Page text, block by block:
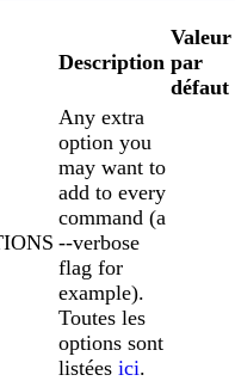
Description
Valeur
par
défaut
Any extra
option you
may want to
add to every
command (a
--verbose
flag for
example).
Toutes les
options sont
listées ici.